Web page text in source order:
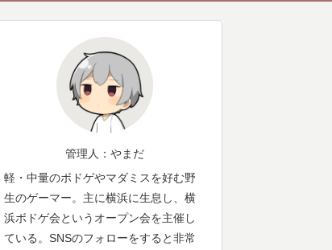
管理人：やまだ
軽・中量のボドゲやマダミスを好む野
生のゲーマー。主に横浜に生息し、横
浜ボドゲ会というオープン会を主催し
ている。SNSのフォローをすると非常